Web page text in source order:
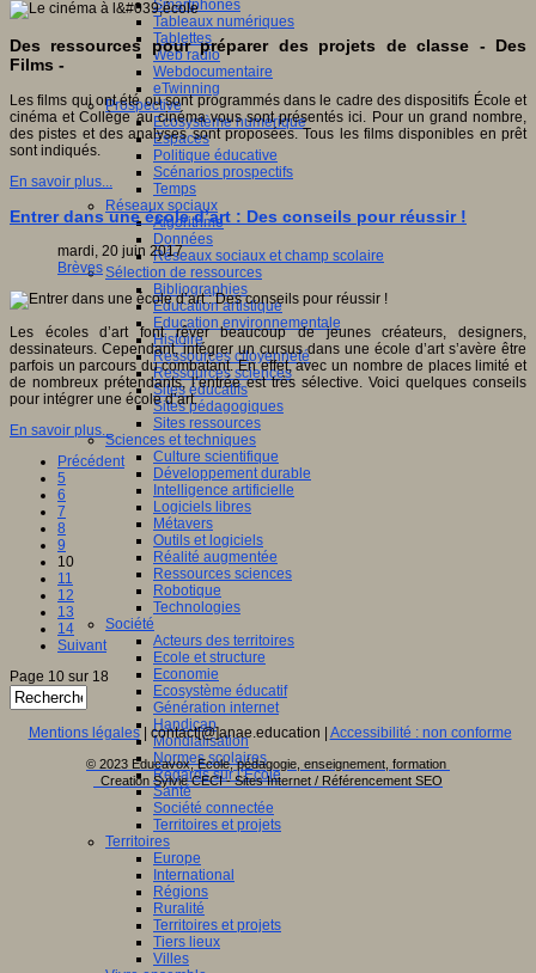
Smartphones
Tableaux numériques
Tablettes
Web radio
Webdocumentaire
eTwinning
Prospective
Ecosystème numérique
Espaces
Politique éducative
Scénarios prospectifs
Temps
Réseaux sociaux
Algorithme
Données
Réseaux sociaux et champ scolaire
Sélection de ressources
Bibliographies
Education artistique
Education environnementale
Histoire
Ressources citoyenneté
Ressources sciences
Sites éducatifs
Sites pédagogiques
Sites ressources
Sciences et techniques
Culture scientifique
Développement durable
Intelligence artificielle
Logiciels libres
Métavers
Outils et logiciels
Réalité augmentée
Ressources sciences
Robotique
Technologies
Société
Acteurs des territoires
Ecole et structure
Economie
Ecosystème éducatif
Génération internet
Handicap
Mondialisation
Normes scolaires
Regards sur l’Ecole
Santé
Société connectée
Territoires et projets
Territoires
Europe
International
Régions
Ruralité
Territoires et projets
Tiers lieux
Villes
Des ressources pour préparer des projets de classe - Des
Films -
Les films qui ont été ou sont programmés dans le cadre des dispositifs École et
cinéma et Collège au cinéma vous sont présentés ici. Pour un grand nombre,
des pistes et des analyses sont proposées. Tous les films disponibles en prêt
sont indiqués.
En savoir plus...
Entrer dans une école d’art : Des conseils pour réussir !
mardi, 20 juin 2017
Brèves
Les écoles d’art font rêver beaucoup de jeunes créateurs, designers,
dessinateurs. Cependant, intégrer un cursus dans une école d’art s’avère être
parfois un parcours du combatant. En effet, avec un nombre de places limité et
de nombreux prétendants, l’entrée est très sélective. Voici quelques conseils
pour intégrer une école d’art.
En savoir plus...
Précédent
5
6
7
8
9
10
11
12
13
14
Suivant
Page 10 sur 18
Mentions légales| contact[@]anae.education | Accessibilité : non conforme
© 2023 Educavox, Ecole, pédagogie, enseignement, formation
Creation Sylvie CECI - Sites Internet / Référencement SEO